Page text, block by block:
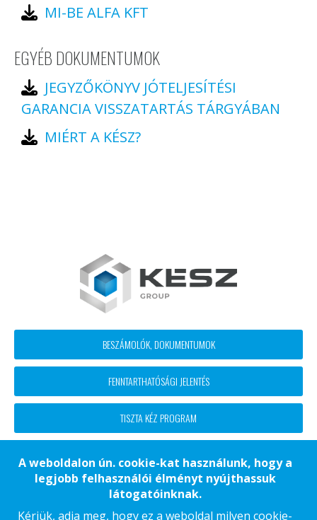
MI-BE ALFA KFT
EGYÉB DOKUMENTUMOK
JEGYZŐKÖNYV JÓTELJESÍTÉSI
GARANCIA VISSZATARTÁS TÁRGYÁBAN
MIÉRT A KÉSZ?
block
menü
BESZÁMOLÓK, DOKUMENTUMOK
FENNTARTHATÓSÁGI JELENTÉS
TISZTA KÉZ PROGRAM
ADATKEZELÉSI TÁJÉKOZTATÓ
A weboldalon ún. cookie-kat használunk, hogy a
legjobb felhasználói élményt nyújthassuk
látogatóinknak.
Kérjük, adja meg, hogy ez a weboldal milyen cookie-